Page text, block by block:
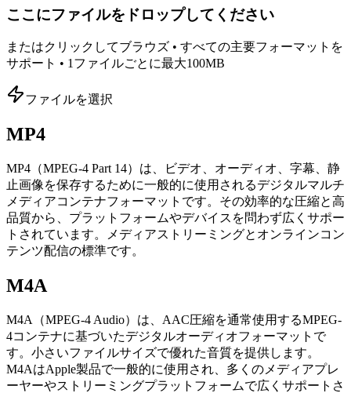
ここにファイルをドロップしてください
またはクリックしてブラウズ • すべての主要フォーマットを
サポート • 1ファイルごとに最大100MB
ファイルを選択
MP4
MP4（MPEG-4 Part 14）は、ビデオ、オーディオ、字幕、静
止画像を保存するために一般的に使用されるデジタルマルチ
メディアコンテナフォーマットです。その効率的な圧縮と高
品質から、プラットフォームやデバイスを問わず広くサポー
トされています。メディアストリーミングとオンラインコン
テンツ配信の標準です。
M4A
M4A（MPEG-4 Audio）は、AAC圧縮を通常使用するMPEG-
4コンテナに基づいたデジタルオーディオフォーマットで
す。小さいファイルサイズで優れた音質を提供します。
M4AはApple製品で一般的に使用され、多くのメディアプレ
ーヤーやストリーミングプラットフォームで広くサポートさ